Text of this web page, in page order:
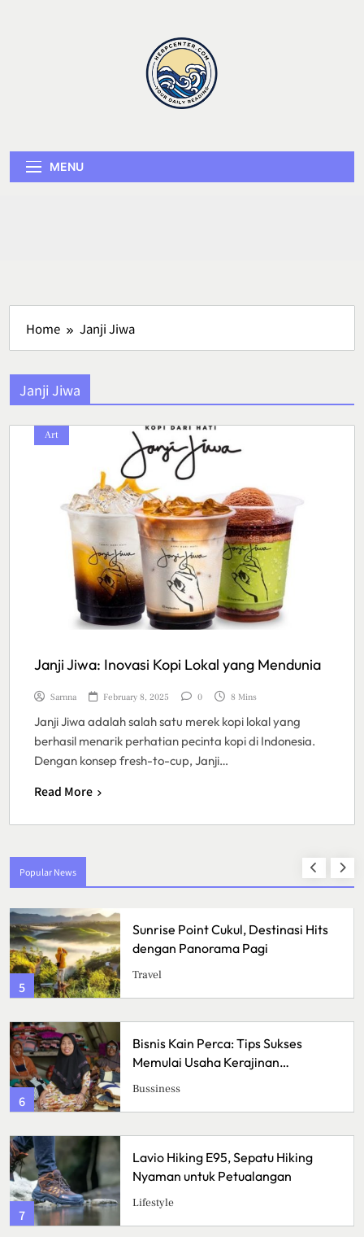
MENU
Home Janji Jiwa
Janji Jiwa
Art
Janji Jiwa: Inovasi Kopi Lokal yang Mendunia
Sarnna February 8, 2025 0 8 Mins
Janji Jiwa adalah salah satu merek kopi lokal yang
berhasil menarik perhatian pecinta kopi di Indonesia.
Dengan konsep fresh-to-cup, Janji…
Read More
Popular News
5
Sunrise Point Cukul, Destinasi Hits
dengan Panorama Pagi
Travel
6
Bisnis Kain Perca: Tips Sukses
Memulai Usaha Kerajinan
Bussiness
7
Lavio Hiking E95, Sepatu Hiking
Nyaman untuk Petualangan
Lifestyle